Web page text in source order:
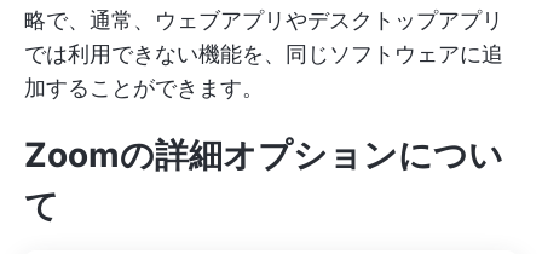
略で、通常、ウェブアプリやデスクトップアプリ
では利用できない機能を、同じソフトウェアに追
加することができます。
Zoomの詳細オプションについ
て